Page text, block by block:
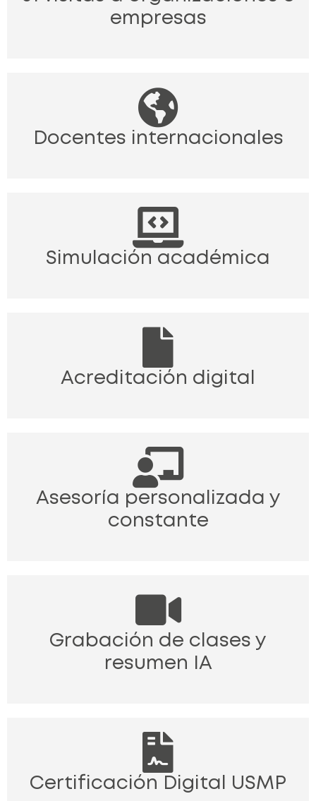
empresas
Docentes internacionales
Simulación académica
Acreditación digital
Asesoría personalizada y
constante
Grabación de clases y
resumen IA
Certificación Digital USMP